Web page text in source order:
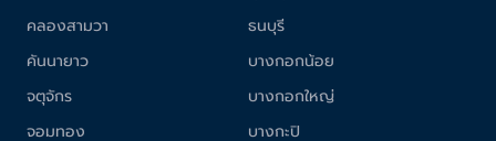
คลองสามวา
คันนายาว
จตุจักร
จอมทอง
ธนบุรี
บางกอกน้อย
บางกอกใหญ่
บางกะปิ